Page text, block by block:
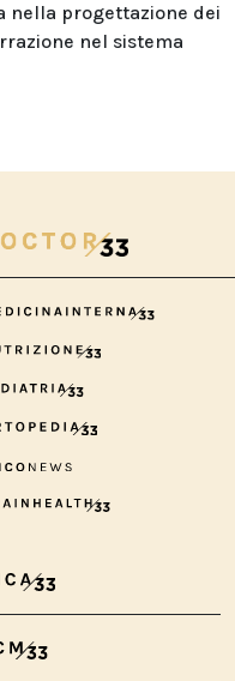
nella progettazione dei
nel sistema